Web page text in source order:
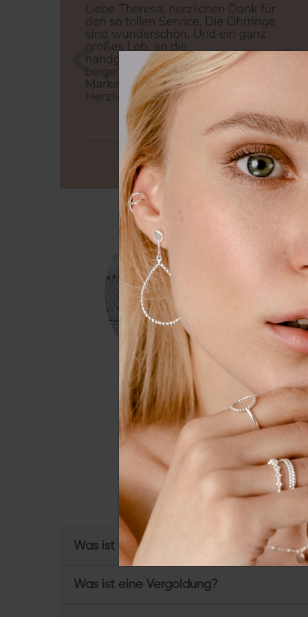
Zurück
Du hast weitere
Was ist Sterling Silber und wofür steht
Was ist eine Vergoldung?
Wir nutzen Cookies auf
Erfahrung zu verbessern.
Externe
Alle